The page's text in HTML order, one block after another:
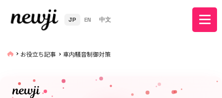
JP EN 中文
お役立ち記事 車内騒音制御対策